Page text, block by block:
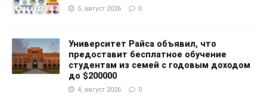
5, август 2026 0
Университет Райса объявил, что
предоставит бесплатное обучение
студентам из семей с годовым доходом
до $200000
4, август 2026 0